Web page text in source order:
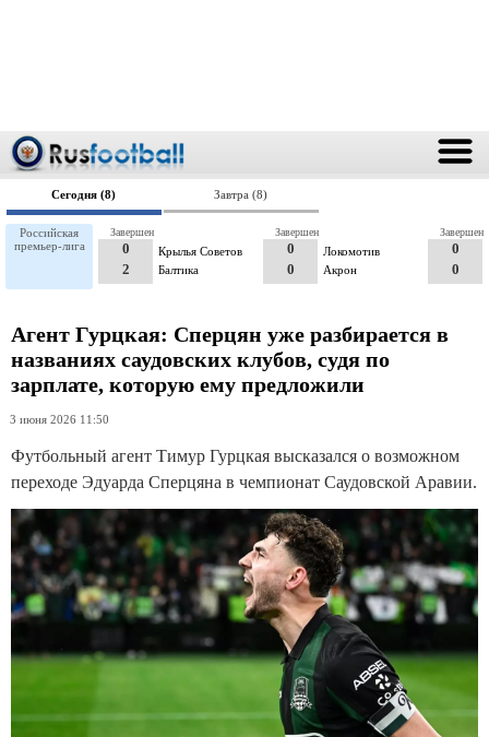
Сегодня (8) Завтра (8)
Российская
премьер-лига
Крылья Советов
0
2
Балтика
Завершен
Локомотив
0
0
Акрон
Завершен
0
0
Завершен
Агент Гурцкая: Сперцян уже разбирается в
названиях саудовских клубов, судя по
зарплате, которую ему предложили
3 июня 2026 11:50
Футбольный агент Тимур Гурцкая высказался о возможном
переходе Эдуарда Сперцяна в чемпионат Саудовской Аравии.